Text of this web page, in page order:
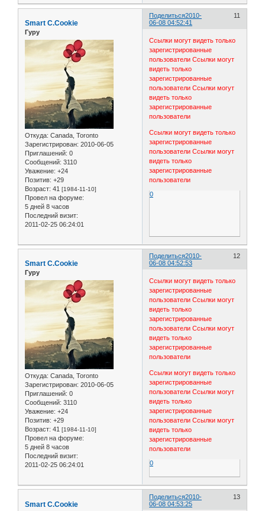
Поделиться 11
2010-
06-08 04:52:41
Smart C.Cookie
Гуру
Откуда: Canada, Toronto
Зарегистрирован: 2010-06-05
Приглашений: 0
Сообщений: 3110
Уважение: +24
Позитив: +29
Возраст: 41 [1984-11-10]
Провел на форуме:
5 дней 8 часов
Последний визит:
2011-02-25 06:24:01
Ссылки могут видеть только
зарегистрированные
пользователи Ссылки могут
видеть только
зарегистрированные
пользователи Ссылки могут
видеть только
зарегистрированные
пользователи
Ссылки могут видеть только
зарегистрированные
пользователи Ссылки могут
видеть только
зарегистрированные
пользователи
0
Поделиться 12
2010-
06-08 04:52:53
Smart C.Cookie
Гуру
Откуда: Canada, Toronto
Зарегистрирован: 2010-06-05
Приглашений: 0
Сообщений: 3110
Уважение: +24
Позитив: +29
Возраст: 41 [1984-11-10]
Провел на форуме:
5 дней 8 часов
Последний визит:
2011-02-25 06:24:01
Ссылки могут видеть только
зарегистрированные
пользователи Ссылки могут
видеть только
зарегистрированные
пользователи Ссылки могут
видеть только
зарегистрированные
пользователи
Ссылки могут видеть только
зарегистрированные
пользователи Ссылки могут
видеть только
зарегистрированные
пользователи Ссылки могут
видеть только
зарегистрированные
пользователи
0
Поделиться 13
2010-
06-08 04:53:25
Smart C.Cookie